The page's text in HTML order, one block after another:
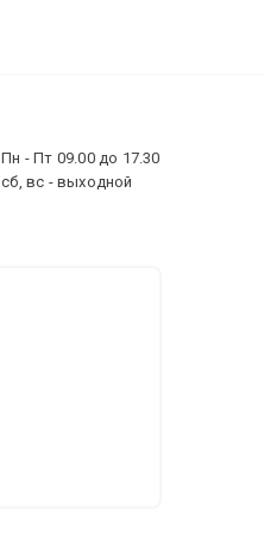
Пн - Пт 09.00 до 17.30
сб, вс - выходной